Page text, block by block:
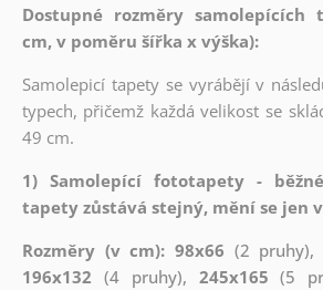
Dostupné rozměry samolepících
cm, v poměru šířka x výška):
Samolepicí tapety se vyrábějí v
typech, přičemž každá velikost se
49 cm.
1) Samolepící fototapety -
tapety zůstává stejný, mění se jen
Rozměry (v cm): 98x66 (2 pruhy),
196x132 (4 pruhy), 245x165 (5